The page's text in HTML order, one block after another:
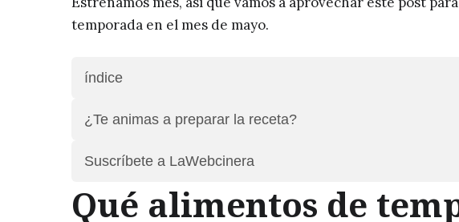
temporada en el mes de mayo.
índice
¿Te animas a preparar la receta?
Suscríbete a LaWebcinera
Qué alimentos de